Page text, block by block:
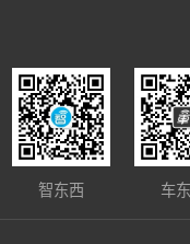
智东西 车